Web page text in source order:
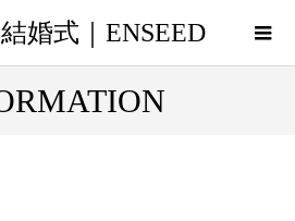
婚式｜ENSEED